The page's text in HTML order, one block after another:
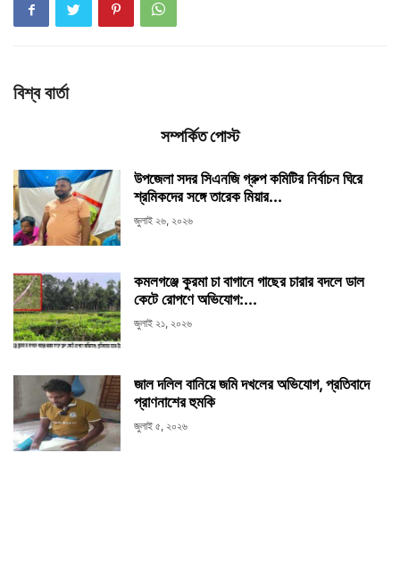
বিশ্ব বার্তা
সম্পর্কিত পোস্ট
উপজেলা সদর সিএনজি গ্রুপ কমিটির নির্বাচন ঘিরে
শ্রমিকদের সঙ্গে তারেক মিয়ার...
জুলাই ২৬, ২০২৬
কমলগঞ্জে কুরমা চা বাগানে গাছের চারার বদলে ডাল
কেটে রোপণে অভিযোগ:...
জুলাই ২১, ২০২৬
জাল দলিল বানিয়ে জমি দখলের অভিযোগ, প্রতিবাদে
প্রাণনাশের হুমকি
জুলাই ৫, ২০২৬